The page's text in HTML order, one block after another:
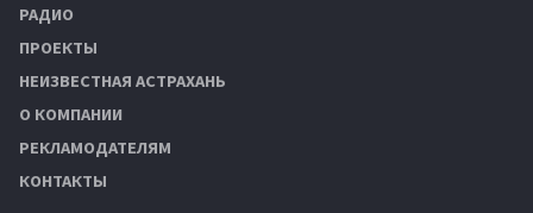
РАДИО
ПРОЕКТЫ
НЕИЗВЕСТНАЯ АСТРАХАНЬ
О КОМПАНИИ
РЕКЛАМОДАТЕЛЯМ
КОНТАКТЫ